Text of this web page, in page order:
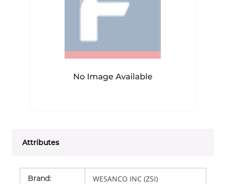
Attributes
Brand: WESANCO INC (ZSI)